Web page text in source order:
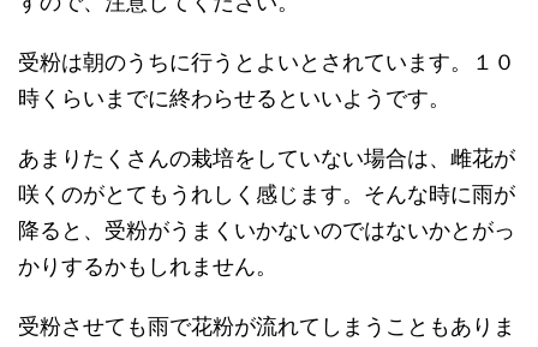
受粉は朝のうちに行うとよいとされています。１０
時くらいまでに終わらせるといいようです。
あまりたくさんの栽培をしていない場合は、雌花が
咲くのがとてもうれしく感じます。そんな時に雨が
降ると、受粉がうまくいかないのではないかとがっ
かりするかもしれません。
受粉させても雨で花粉が流れてしまうこともありま